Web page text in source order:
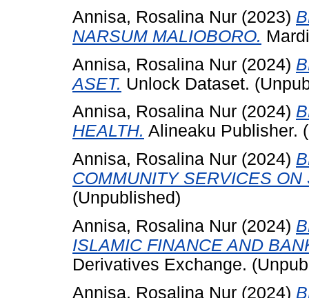
Annisa, Rosalina Nur (2023)
NARSUM MALIOBORO.
Annisa, Rosalina Nur (2024)
ASET. Unlock Dataset.
Annisa, Rosalina Nur (2024)
HEALTH. Alineaku Publisher.
Annisa, Rosalina Nur (2024)
COMMUNITY SERVICES ON
(Unpublished)
Annisa, Rosalina Nur (2024)
ISLAMIC FINANCE AND
Derivatives Exchange.
Annisa, Rosalina Nur (2024)